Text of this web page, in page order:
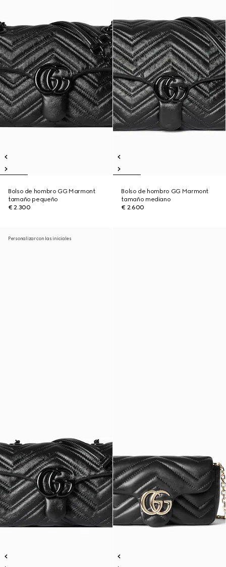
Bolso de hombro GG Marmont
tamaño pequeño
€ 2.300
Bolso de hombro GG Marmont
tamaño mediano
€ 2.600
Personalizar con las iniciales